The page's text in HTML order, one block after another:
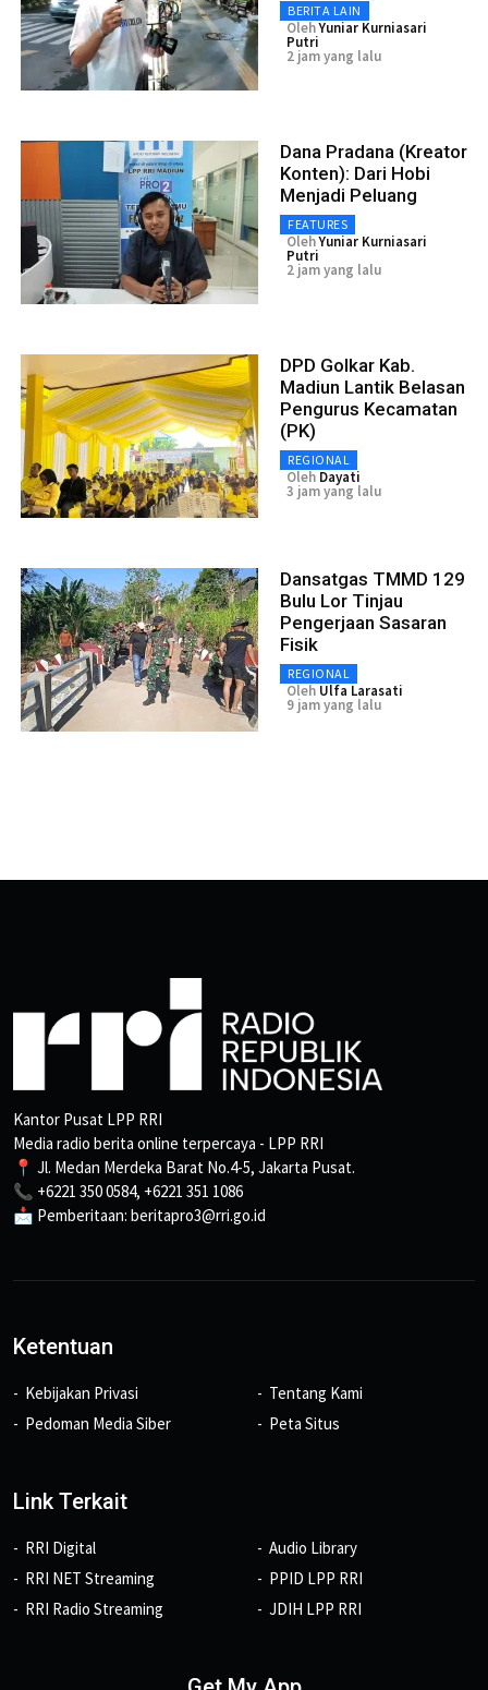
BERITA LAIN
OlehYuniar Kurniasari
Putri
2 jam yang lalu
Dana Pradana (Kreator
Konten): Dari Hobi
Menjadi Peluang
FEATURES
OlehYuniar Kurniasari
Putri
2 jam yang lalu
DPD Golkar Kab.
Madiun Lantik Belasan
Pengurus Kecamatan
(PK)
REGIONAL
Oleh Dayati
3 jam yang lalu
Dansatgas TMMD 129
Bulu Lor Tinjau
Pengerjaan Sasaran
Fisik
REGIONAL
Oleh Ulfa Larasati
9 jam yang lalu
Kantor Pusat LPP RRI
Media radio berita online terpercaya - LPP RRI
📍 Jl. Medan Merdeka Barat No.4-5, Jakarta Pusat.
📞 +6221 350 0584, +6221 351 1086
📩 Pemberitaan: beritapro3@rri.go.id
Ketentuan
Kebijakan Privasi
Pedoman Media Siber
Tentang Kami
Peta Situs
Link Terkait
RRI Digital
RRI NET Streaming
RRI Radio Streaming
Audio Library
PPID LPP RRI
JDIH LPP RRI